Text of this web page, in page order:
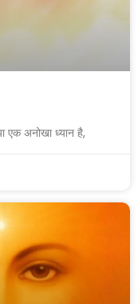
एक अनोखा ध्यान है,